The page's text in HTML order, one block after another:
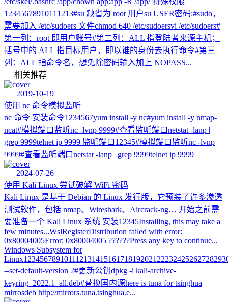
12345678910111213#su 缺省为 root 用户su USER密码:#sudo，
需要加入 /etc/sudoers 文件chmod 640 /etc/sudoersvi /etc/sudoers#
第一列：root 即用户账号#第二列：ALL 指登陆者来源主机；
括号中的 ALL 指目标用户，即以谁的身份去执行命令#第三
列：ALL 指命令名，想免除密码输入加上 NOPASS...
相关推荐
2019-10-19
使用 nc 命令模拟监听
nc 命令 安装命令1234567yum install -y nc#yum install -y nmap-
ncat#模拟端口监听nc -lvnp 9999#查看监听端口netstat -lanp |
grep 9999telnet ip 9999 监听端口12345#模拟端口监听nc -lvnp
9999#查看监听端口netstat -lanp | grep 9999telnet ip 9999
2024-07-26
使用 Kali Linux 尝试破解 WiFi 密码
Kali Linux 是基于 Debian 的 Linux 发行版，它预装了许多渗透
测试软件，包括 nmap、Wireshark、Aircrack-ng… 开始之前需
要准备一个 Kali Linux 系统 安装12345Installing, this may take a
few minutes...WslRegisterDistribution failed with error:
0x80004005Error: 0x80004005 ??????Press any key to continue...
Windows Subsystem for
--set-default-version 2#更新公钥dpkg -i kali-archive-
keyring_2022.1_all.deb#替换国内源here is tuna for tsinghua
mirrosdeb http://mirrors.tuna.tsinghua.e...